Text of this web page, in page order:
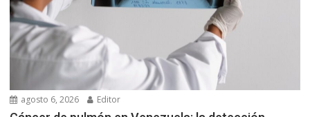
agosto 6, 2026 Editor